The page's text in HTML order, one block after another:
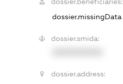
dossier.missingData
dossier.smida:
dossier.address: